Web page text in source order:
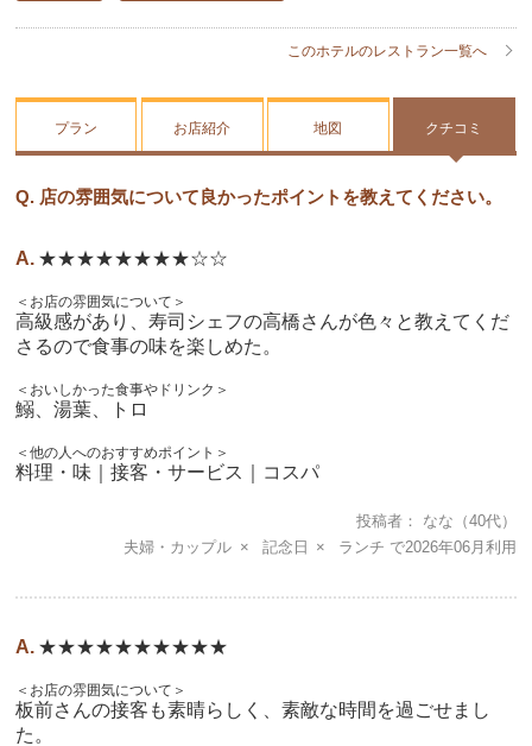
このホテルのレストラン一覧へ
プラン お店紹介 地図 クチコミ
Q. 店の雰囲気について良かったポイントを教えてください。
★★★★★★★★☆☆
＜お店の雰囲気について＞
高級感があり、寿司シェフの高橋さんが色々と教えてくだ
さるので食事の味を楽しめた。
＜おいしかった食事やドリンク＞
鰯、湯葉、トロ
＜他の人へのおすすめポイント＞
料理・味｜接客・サービス｜コスパ
投稿者 なな （40代）
夫婦・カップル
記念日 ランチ 2026年06月
★★★★★★★★★★
＜お店の雰囲気について＞
板前さんの接客も素晴らしく、素敵な時間を過ごせまし
た。